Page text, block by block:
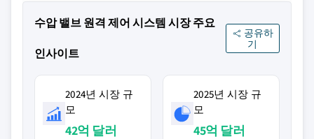
수압 밸브 원격 제어 시스템 시장 주요
인사이트
공유하
기
2024년 시장 규
모
42억 달러
2025년 시장 규
모
45억 달러